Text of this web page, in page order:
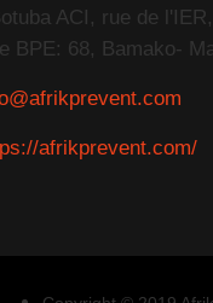
ACI, rue de
BPE: 68, Bamako-
afrikprevent.com/